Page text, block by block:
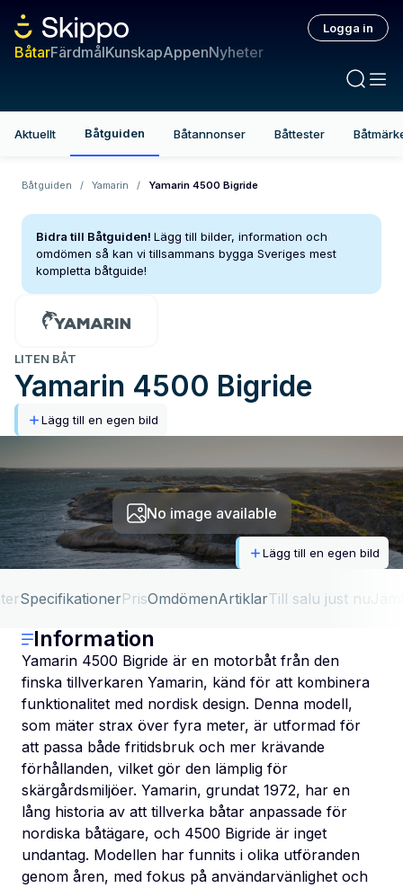
BåtarFärdmålKunskapAppenNyheter
Logga in
Aktuellt Båtguiden Båtannonser Båttester
Båtguiden / Yamarin / Yamarin 4500 Bigride
Bidra till Båtguiden! Lägg till bilder, information och
omdömen så kan vi tillsammans bygga Sveriges mest
kompletta båtguide!
LITEN BÅT
Yamarin 4500 Bigride
Lägg till en egen bild
No image available
Lägg till en egen bild
SpecifikationerPrisOmdömenArtiklarTill salu just nu
Information
Yamarin 4500 Bigride är en motorbåt från den
finska tillverkaren Yamarin, känd för att kombinera
funktionalitet med nordisk design. Denna modell,
som mäter strax över fyra meter, är utformad för
att passa både fritidsbruk och mer krävande
förhållanden, vilket gör den lämplig för
skärgårdsmiljöer. Yamarin, grundat 1972, har en
lång historia av att tillverka båtar anpassade för
nordiska båtägare, och 4500 Bigride är inget
undantag. Modellen har funnits i olika utföranden
genom åren, med fokus på användarvänlighet och